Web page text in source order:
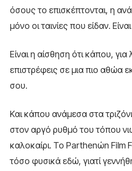
όσους το επισκέπτονται, η
μόνο οι ταινίες που είδαν.
Είναι η αίσθηση ότι κάπου, για
επιστρέφεις σε μια πιο αθώα
σου.
Και κάπου ανάμεσα στα
στον αργό ρυθμό του τόπου
καλοκαίρι. Το Parthenώn Film
τόσο φυσικά εδώ, γιατί